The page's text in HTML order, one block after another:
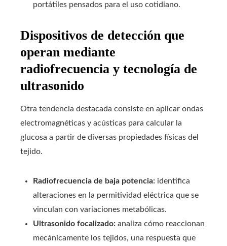
portátiles pensados para el uso cotidiano.
Dispositivos de detección que
operan mediante
radiofrecuencia y tecnología de
ultrasonido
Otra tendencia destacada consiste en aplicar ondas
electromagnéticas y acústicas para calcular la
glucosa a partir de diversas propiedades físicas del
tejido.
Radiofrecuencia de baja potencia: identifica
alteraciones en la permitividad eléctrica que se
vinculan con variaciones metabólicas.
Ultrasonido focalizado: analiza cómo reaccionan
mecánicamente los tejidos, una respuesta que